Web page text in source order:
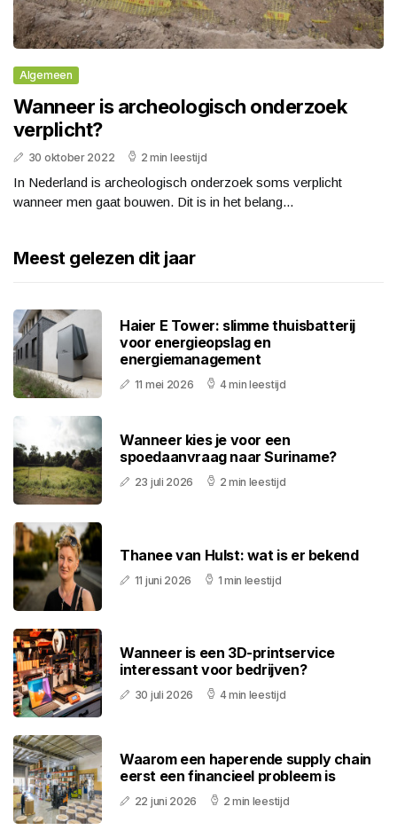
Algemeen
Wanneer is archeologisch onderzoek
verplicht?
30 oktober 2022 2 min leestijd
In Nederland is archeologisch onderzoek soms verplicht
wanneer men gaat bouwen. Dit is in het belang...
Meest gelezen dit jaar
Haier E Tower: slimme thuisbatterij
voor energieopslag en
energiemanagement
11 mei 2026 4 min leestijd
Wanneer kies je voor een
spoedaanvraag naar Suriname?
23 juli 2026 2 min leestijd
Thanee van Hulst: wat is er bekend
11 juni 2026 1 min leestijd
Wanneer is een 3D-printservice
interessant voor bedrijven?
30 juli 2026 4 min leestijd
Waarom een haperende supply chain
eerst een financieel probleem is
22 juni 2026 2 min leestijd